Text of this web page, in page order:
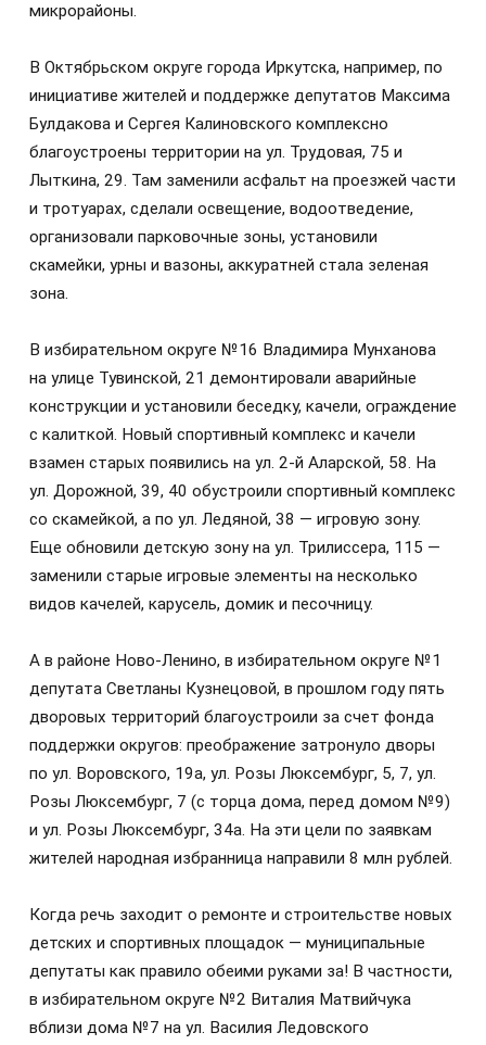
микрорайоны.
В Октябрьском округе города Иркутска, например, по
инициативе жителей и поддержке депутатов Максима
Булдакова и Сергея Калиновского комплексно
благоустроены территории на ул. Трудовая, 75 и
Лыткина, 29. Там заменили асфальт на проезжей части
и тротуарах, сделали освещение, водоотведение,
организовали парковочные зоны, установили
скамейки, урны и вазоны, аккуратней стала зеленая
зона.
В избирательном округе №16 Владимира Мунханова
на улице Тувинской, 21 демонтировали аварийные
конструкции и установили беседку, качели, ограждение
с калиткой. Новый спортивный комплекс и качели
взамен старых появились на ул. 2-й Аларской, 58. На
ул. Дорожной, 39, 40 обустроили спортивный комплекс
со скамейкой, а по ул. Ледяной, 38 — игровую зону.
Еще обновили детскую зону на ул. Трилиссера, 115 —
заменили старые игровые элементы на несколько
видов качелей, карусель, домик и песочницу.
А в районе Ново-Ленино, в избирательном округе №1
депутата Светланы Кузнецовой, в прошлом году пять
дворовых территорий благоустроили за счет фонда
поддержки округов: преображение затронуло дворы
по ул. Воровского, 19а, ул. Розы Люксембург, 5, 7, ул.
Розы Люксембург, 7 (с торца дома, перед домом №9)
и ул. Розы Люксембург, 34а. На эти цели по заявкам
жителей народная избранница направили 8 млн рублей.
Когда речь заходит о ремонте и строительстве новых
детских и спортивных площадок — муниципальные
депутаты как правило обеими руками за! В частности,
в избирательном округе №2 Виталия Матвийчука
вблизи дома №7 на ул. Василия Ледовского